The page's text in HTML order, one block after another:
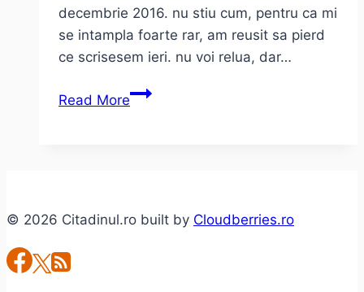
decembrie 2016. nu stiu cum, pentru ca mi
se intampla foarte rar, am reusit sa pierd
ce scrisesem ieri. nu voi relua, dar…
Read MoreCandidati
pentru
© 2026 Citadinul.ro built by Cloudberries.ro